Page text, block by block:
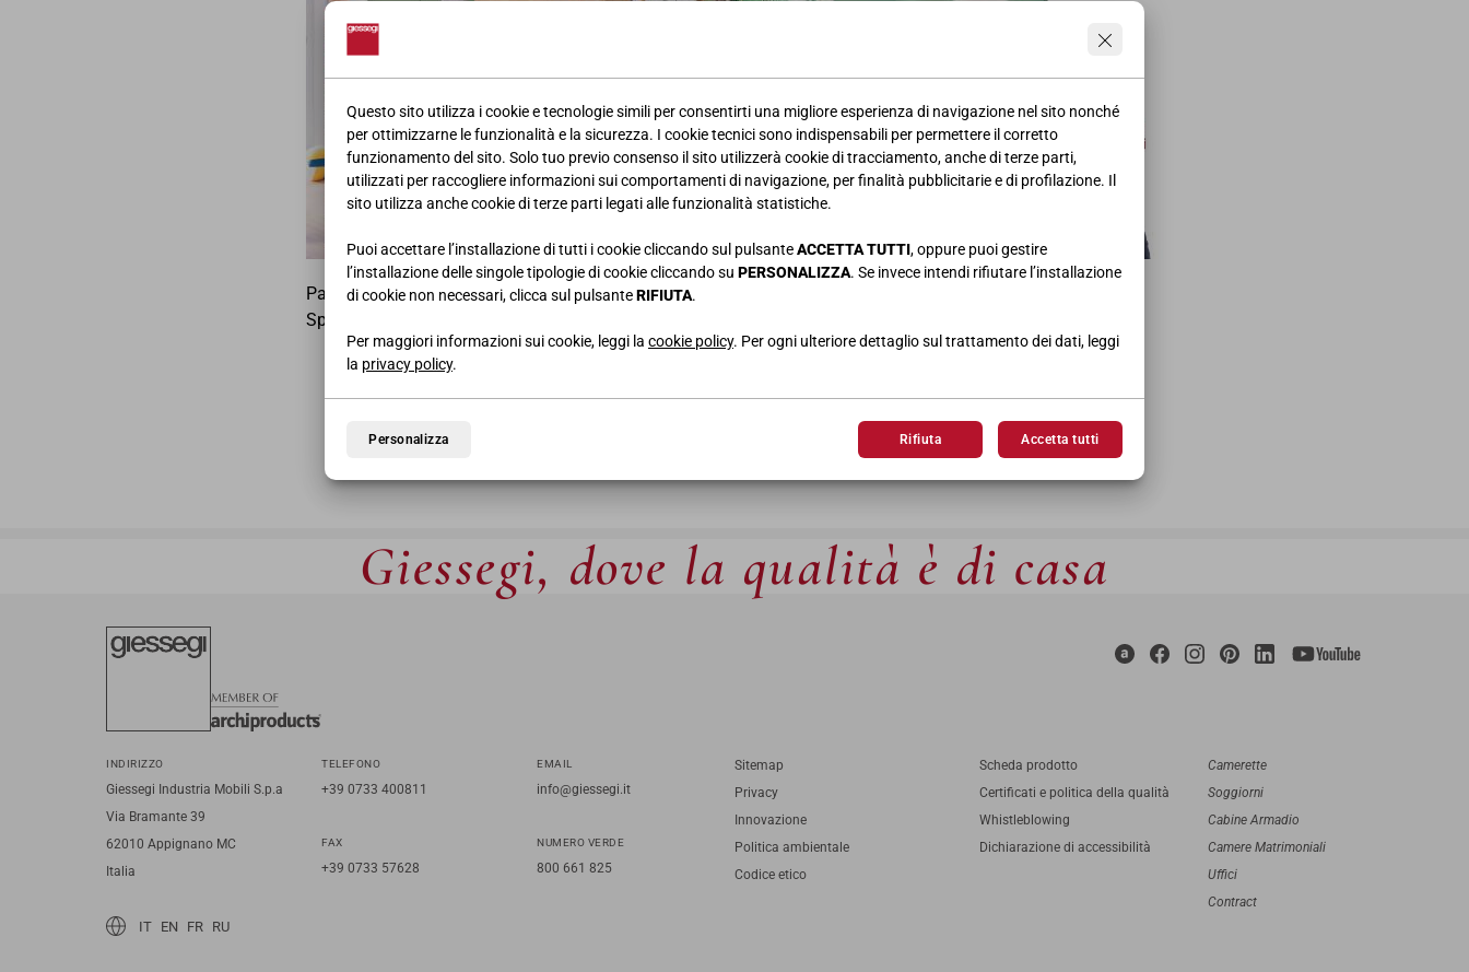
Questo sito utilizza i cookie e tecnologie simili per consentirti una migliore esperienza di navigazione nel sito nonché
per ottimizzarne le funzionalità e la sicurezza. I cookie tecnici sono indispensabili per permettere il corretto
funzionamento del sito. Solo tuo previo consenso il sito utilizzerà cookie di tracciamento, anche di terze parti,
utilizzati per raccogliere informazioni sui comportamenti di navigazione, per finalità pubblicitarie e di profilazione. Il
sito utilizza anche cookie di terze parti legati alle funzionalità statistiche.
Puoi accettare l’installazione di tutti i cookie cliccando sul pulsanteACCETTA TUTTI, oppure puoi gestire
l’installazione delle singole tipologie di cookie cliccando su PERSONALIZZA. Se invece intendi rifiutare l’installazione
di cookie non necessari, clicca sul pulsanteRIFIUTA.
Per maggiori informazioni sui cookie, leggi la cookie policy. Per ogni ulteriore dettaglio sul trattamento dei dati, leggi
la privacy policy.
Personalizza Rifiuta Accetta tutti
Pagina pubblicitaria delle camerette Giessegi nella rivista Telesette per il mese di Giugno, affiancate allo
Sponsor "Il Volo".
Giessegi, dove la qualità è di casa
INDIRIZZO
Giessegi Industria Mobili S.p.a
Via Bramante 39
62010 Appignano MC
Italia
TELEFONO
+39 0733 400811
FAX
+39 0733 57628
EMAIL
info@giessegi.it
NUMERO VERDE
800 661 825
Sitemap
Privacy
Innovazione
Politica ambientale
Codice etico
Scheda prodotto
Certificati e politica della qualità
Whistleblowing
Dichiarazione di accessibilità
Camerette
Soggiorni
Cabine Armadio
Camere Matrimoniali
Uffici
Contract
IT EN FR RU